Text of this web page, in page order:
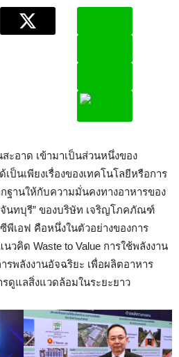
ะอาด เข้ามาเป็นส่วนหนึ่งของ
ป็นเพียงเรื่องของเทคโนโลยีหรือการ
ฐานให้กับความมั่นคงทางอาหารของ
นทบุรี” ของบริษัท เจริญโภคภัณฑ์
พีเอฟ คือหนึ่งในตัวอย่างของการ
คิด Waste to Value การใช้พลังงาน
พลังงานอัจฉริยะ เพื่อผลิตอาหาร
รดูแลสิ่งแวดล้อมในระยะยาว